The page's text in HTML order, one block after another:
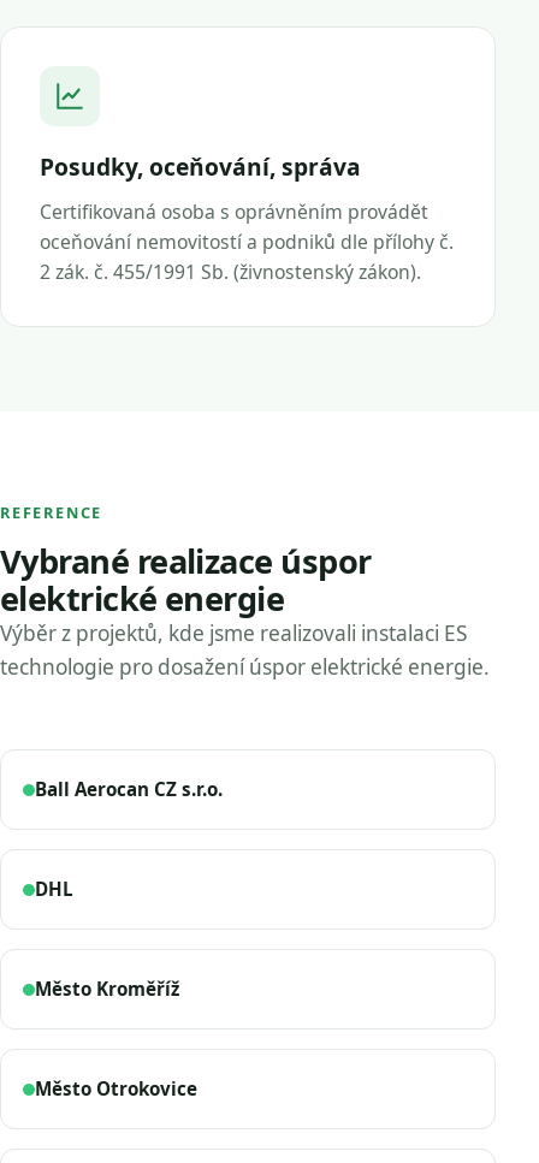
Posudky, oceňování, správa
Certifikovaná osoba s oprávněním provádět
oceňování nemovitostí a podniků dle přílohy č.
2 zák. č. 455/1991 Sb. (živnostenský zákon).
REFERENCE
Vybrané realizace úspor
elektrické energie
Výběr z projektů, kde jsme realizovali instalaci ES
technologie pro dosažení úspor elektrické energie.
Ball Aerocan CZ s.r.o.
DHL
Město Kroměříž
Město Otrokovice